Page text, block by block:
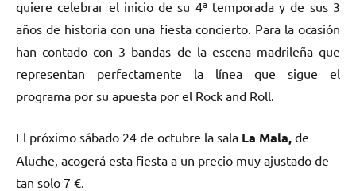
quiere celebrar el inicio de su 4ª temporada y de sus 3
años de historia con una fiesta concierto. Para la ocasión
han contado con 3 bandas de la escena madrileña que
representan perfectamente la línea que sigue el
programa por su apuesta por el Rock and Roll.
El próximo sábado 24 de octubre la sala La Mala, de
Aluche, acogerá esta fiesta a un precio muy ajustado de
tan solo 7 €.